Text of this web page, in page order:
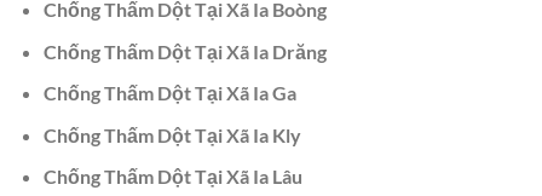
Chống Thấm Dột Tại Xã Ia Boòng
Chống Thấm Dột Tại Xã Ia Drăng
Chống Thấm Dột Tại Xã Ia Ga
Chống Thấm Dột Tại Xã Ia Kly
Chống Thấm Dột Tại Xã Ia Lâu